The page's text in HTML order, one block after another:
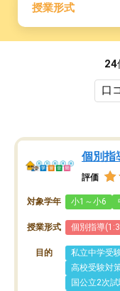
授業形式
24
個別指
評価
対象学年 小1～小6
授業形式 個別指導
目的 私立中学受
高校受験対
国公立2次